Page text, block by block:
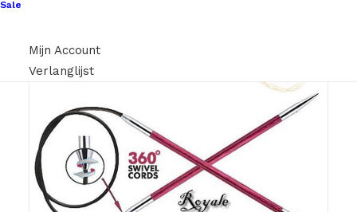
Sale
Mijn Account
Verlanglijst